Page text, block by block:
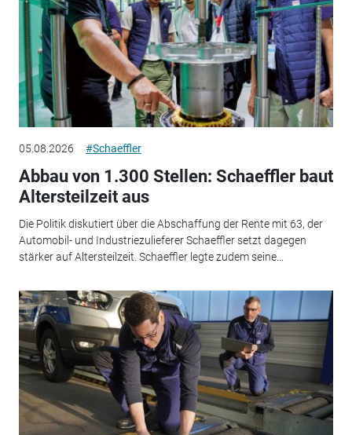
05.08.2026 #Schaeffler
Abbau von 1.300 Stellen: Schaeffler baut
Altersteilzeit aus
Die Politik diskutiert über die Abschaffung der Rente mit 63, der
Automobil- und Industriezulieferer Schaeffler setzt dagegen
stärker auf Altersteilzeit. Schaeffler legte zudem seine...